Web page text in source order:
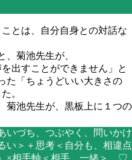
とは、自分自身との対話な
、菊池先生が、
出すことができません」と
た「ちょうどいい大きさの
。
菊池先生が、黒板上に１つの
いづち、つぶやく、問いかけ
い＞＋思考＜自分も、相違点
×相手軸＜相手、一緒＞、♡